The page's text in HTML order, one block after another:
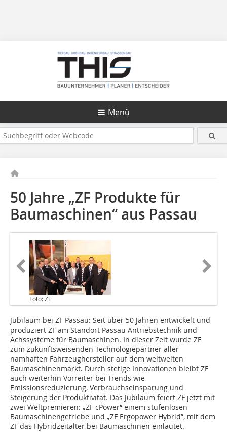
Menü
50 Jahre „ZF Produkte für
Baumaschinen“ aus Passau
Foto: ZF
Jubiläum bei ZF Passau: Seit über 50 Jahren entwickelt und
produziert ZF am Standort Passau Antriebstechnik und
Achssysteme für Baumaschinen. In dieser Zeit wurde ZF
zum zukunftsweisenden Technologiepartner aller
namhaften Fahrzeughersteller auf dem weltweiten
Baumaschinenmarkt. Durch stetige Innovationen bleibt ZF
auch weiterhin Vorreiter bei Trends wie
Emissionsreduzierung, Verbrauchseinsparung und
Steigerung der Produktivität. Das Jubiläum feiert ZF jetzt mit
zwei Weltpremieren: „ZF cPower“ einem stufenlosen
Baumaschinengetriebe und „ZF Ergopower Hybrid”, mit dem
ZF das Hybridzeitalter bei Baumaschinen einläutet.